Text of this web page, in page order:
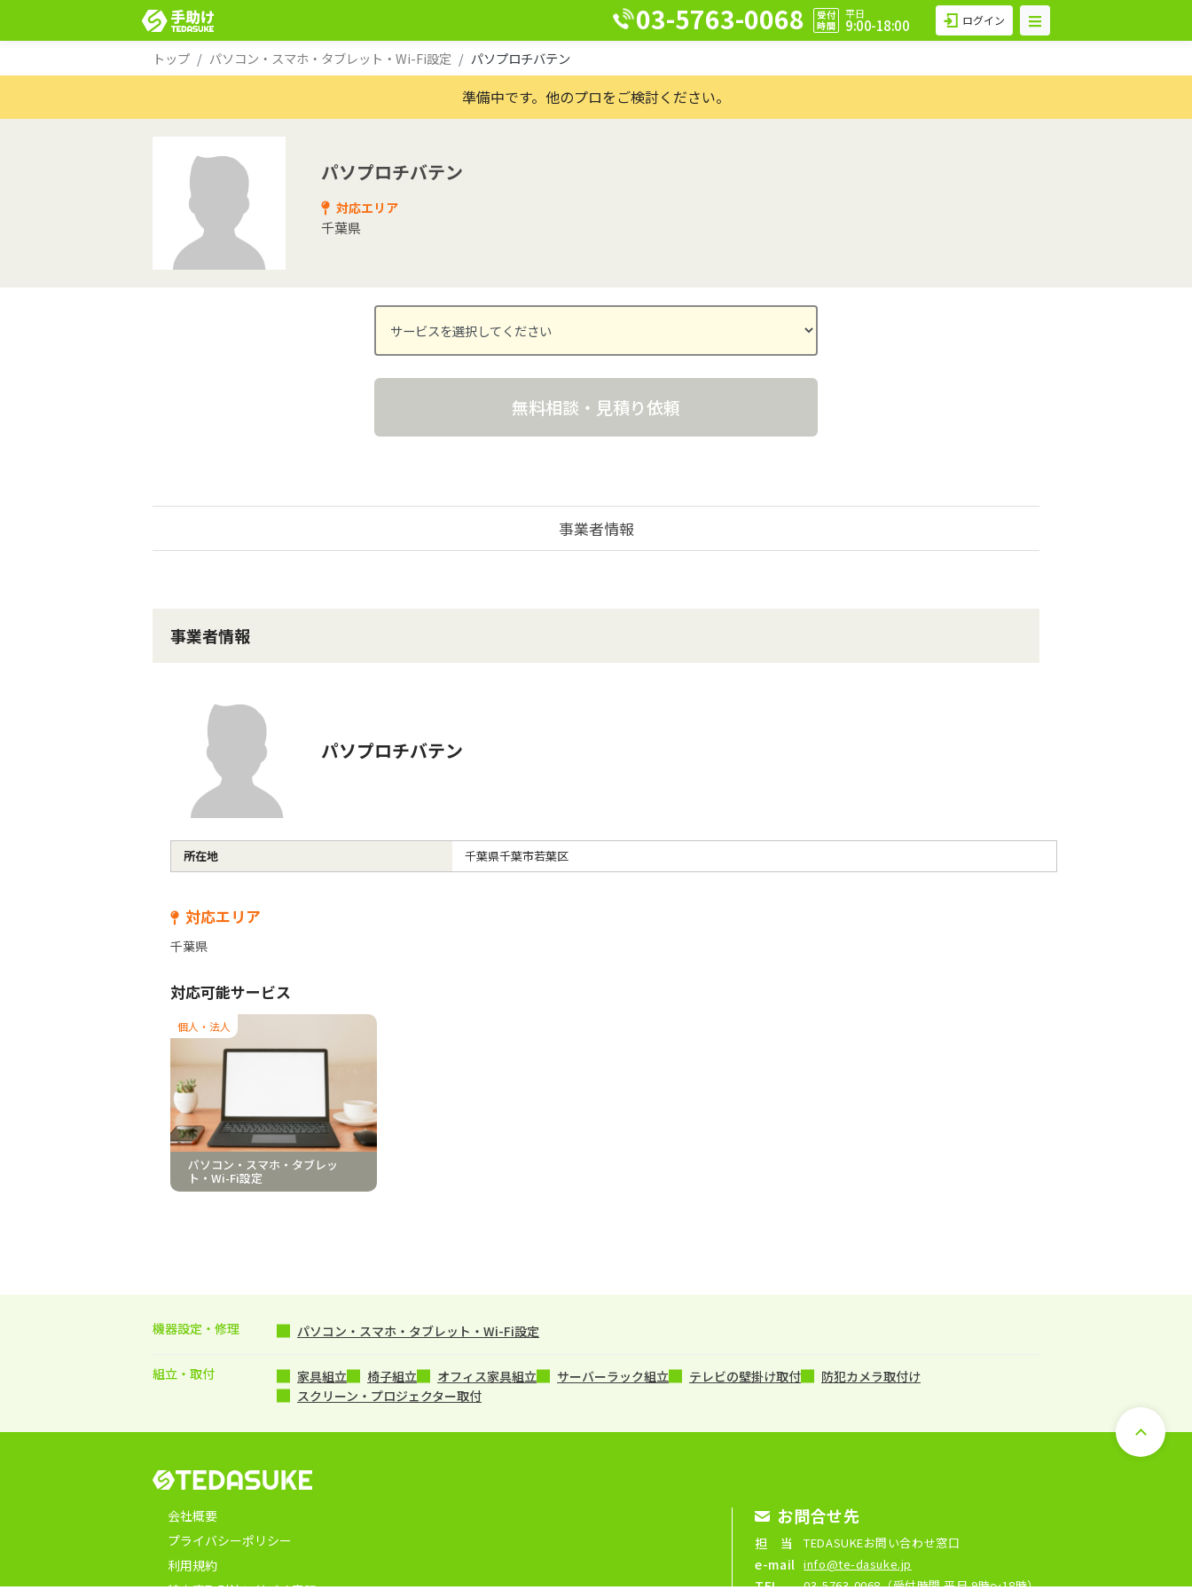
03-5763-0068
受付
時間
平日
9:00-18:00 ログイン
トップ パソコン・スマホ・タブレット・Wi-Fi設定 パソプロチバテン
準備中です。他のプロをご検討ください。
パソプロチバテン
対応エリア
千葉県
無料相談・見積り依頼
事業者情報
事業者情報
パソプロチバテン
所在地 千葉県千葉市若葉区
対応エリア
千葉県
対応可能サービス
個人・法人
パソコン・スマホ・タブレッ
ト・Wi-Fi設定
機器設定・修理 パソコン・スマホ・タブレット・Wi-Fi設定
組立・取付 家具組立 椅子組立 オフィス家具組立 サーバーラック組立 テレビの壁掛け取付
防犯カメラ取付け
スクリーン・プロジェクター取付
会社概要
プライバシーポリシー
利用規約
お問合せ先
担 当 TEDASUKEお問い合わせ窓口
e-mail info@te-dasuke.jp
TEL 03-5763-0068（受付時間 平日 9時～18時）